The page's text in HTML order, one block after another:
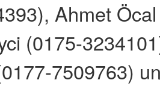
Ahmet
(0175-
7509763)